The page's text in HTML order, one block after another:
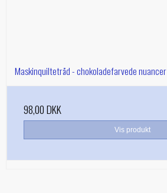
Maskinquiltetråd - chokoladefarvede nuancer
98,00 DKK
Vis produkt